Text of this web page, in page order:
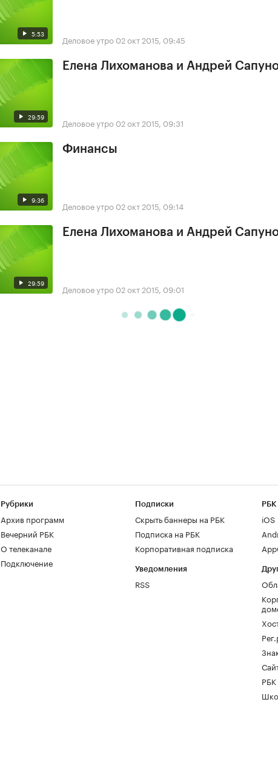
5:53 Деловое утро 02 окт 2015, 09:45
29:59
Елена Лихоманова и Андрей
Деловое утро 02 окт 2015, 09:31
9:36
Финансы
Деловое утро 02 окт 2015, 09:14
29:59
Елена Лихоманова и Андрей
Деловое утро 02 окт 2015, 09:01
Рубрики
Архив программ
Вечерний РБК
О телеканале
Подключение
Подписки
Скрыть баннеры на РБК
Подписка на РБК
Корпоративная подписка
Уведомления
RSS
РБК
iOS